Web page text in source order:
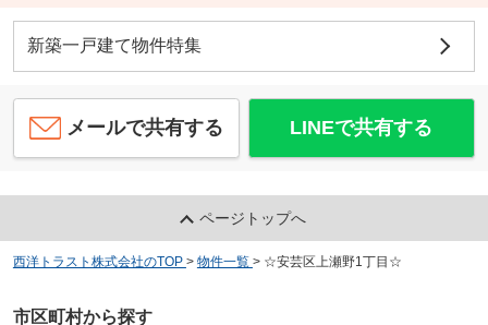
新築一戸建て物件特集
メールで共有する LINEで共有する
ページトップへ
西洋トラスト株式会社のTOP > 物件一覧 > ☆安芸区上瀬野1丁目☆
市区町村から探す